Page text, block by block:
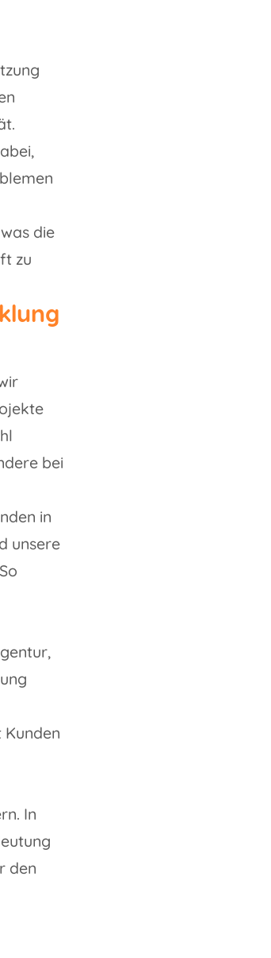
die
zu
bei
in
unsere
In
den